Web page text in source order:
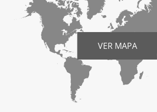
VER MAPA